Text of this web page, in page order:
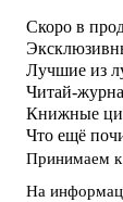
Скоро в
Лучшие из
Читай-
Книжные
Что ещё
Принимаем к
На